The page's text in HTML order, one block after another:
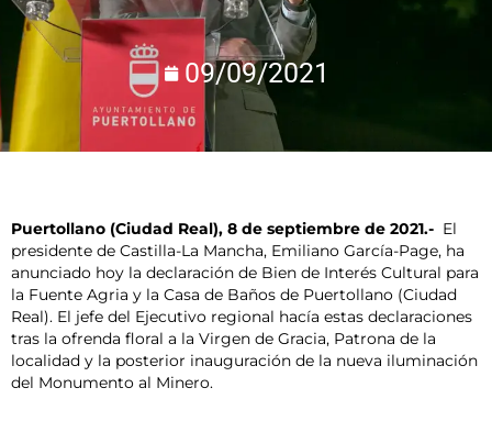
09/09/2021
Puertollano (Ciudad Real), 8 de septiembre de 2021.- El
presidente de Castilla-La Mancha, Emiliano García-Page, ha
anunciado hoy la declaración de Bien de Interés Cultural para
la Fuente Agria y la Casa de Baños de Puertollano (Ciudad
Real). El jefe del Ejecutivo regional hacía estas declaraciones
tras la ofrenda floral a la Virgen de Gracia, Patrona de la
localidad y la posterior inauguración de la nueva iluminación
del Monumento al Minero.